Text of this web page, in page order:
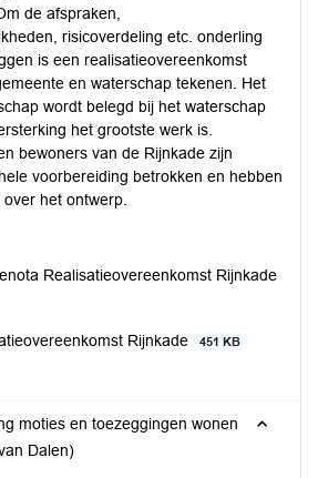
de afspraken,
risicoverdeling etc. onderling
is een realisatieovereenkomst
en waterschap tekenen. Het
wordt belegd bij het waterschap
het grootste werk is.
bewoners van de Rijnkade zijn
voorbereiding betrokken en hebben
het ontwerp.
Realisatieovereenkomst Rijnkade
Rijnkade 451 KB
moties en toezeggingen wonen
Dalen)